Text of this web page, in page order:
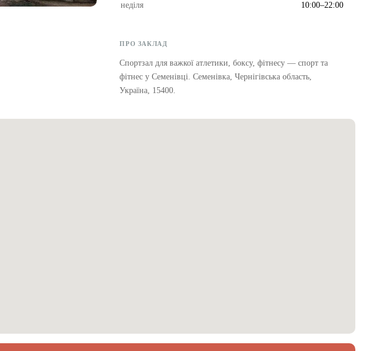
неділя 10:00–22:00
ПРО ЗАКЛАД
Спортзал для важкої атлетики, боксу, фітнесу — спорт та
фітнес у Семенівці. Семенівка, Чернігівська область,
Україна, 15400.